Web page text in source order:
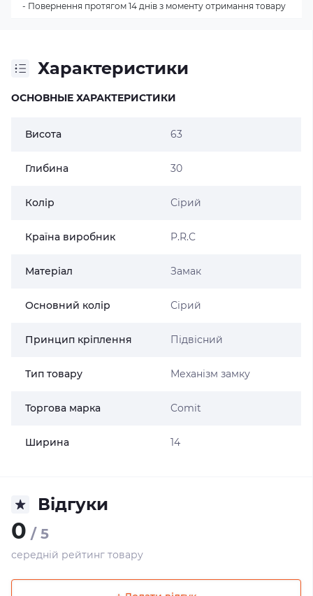
Характеристики
ОСНОВНЫЕ ХАРАКТЕРИСТИКИ
Висота 63
Глибина 30
Колір Сірий
Країна виробник P.R.C
Матеріал Замак
Основний колір Сірий
Принцип кріплення Підвісний
Тип товару Механізм замку
Торгова марка Comit
Ширина 14
Відгуки
0 / 5
середній рейтинг товару
- Повернення протягом 14 днів з моменту отримання товару